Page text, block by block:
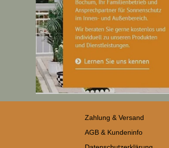
Zahlung & Versand
AGB & Kundeninfo